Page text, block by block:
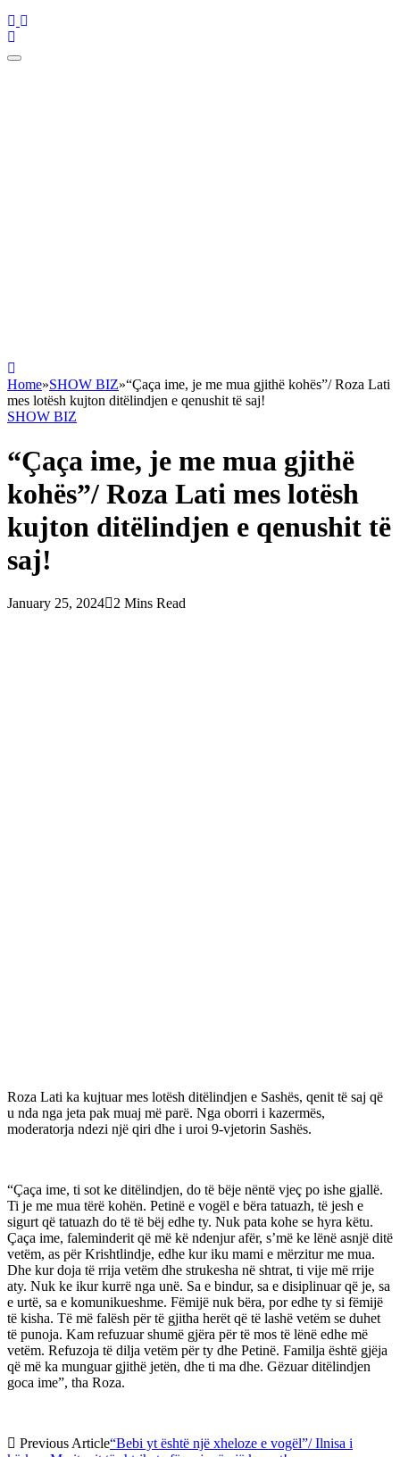
Home»SHOW BIZ»“Çaça ime, je me mua gjithë kohës”/ Roza Lati
mes lotësh kujton ditëlindjen e qenushit të saj!
SHOW BIZ
“Çaça ime, je me mua gjithë
kohës”/ Roza Lati mes lotësh
kujton ditëlindjen e qenushit të
saj!
January 25, 2024 2 Mins Read
Roza Lati ka kujtuar mes lotësh ditëlindjen e Sashës, qenit të saj që
u nda nga jeta pak muaj më parë. Nga oborri i kazermës,
moderatorja ndezi një qiri dhe i uroi 9-vjetorin Sashës.
“Çaça ime, ti sot ke ditëlindjen, do të bëje nëntë vjeç po ishe gjallë.
Ti je me mua tërë kohën. Petinë e vogël e bëra tatuazh, të jesh e
sigurt që tatuazh do të të bëj edhe ty. Nuk pata kohe se hyra këtu.
Çaça ime, faleminderit që më kë ndenjur afër, s’më ke lënë asnjë ditë
vetëm, as për Krishtlindje, edhe kur iku mami e mërzitur me mua.
Dhe kur doja të rrija vetëm dhe strukesha në shtrat, ti vije më rrije
aty. Nuk ke ikur kurrë nga unë. Sa e bindur, sa e disiplinuar që je, sa
e urtë, sa e komunikueshme. Fëmijë nuk bëra, por edhe ty si fëmijë
të kisha. Të më falësh për të gjitha herët që të lashë vetëm se duhet
të punoja. Kam refuzuar shumë gjëra për të mos të lënë edhe më
vetëm. Refuzoja të dilja vetëm për ty dhe Petinë. Familja është gjëja
që më ka munguar gjithë jetën, dhe ti ma dhe. Gëzuar ditëlindjen
goca ime”, tha Roza.
Previous Article“Bebi yt është një xheloze e vogël”/ Ilnisa i